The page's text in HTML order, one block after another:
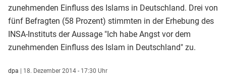
zunehmenden Einfluss des Islams in Deutschland. Drei von
fünf Befragten (58 Prozent) stimmten in der Erhebung des
INSA-Instituts der Aussage "Ich habe Angst vor dem
zunehmenden Einfluss des Islam in Deutschland" zu.
dpa | 18. Dezember 2014 - 17:30 Uhr